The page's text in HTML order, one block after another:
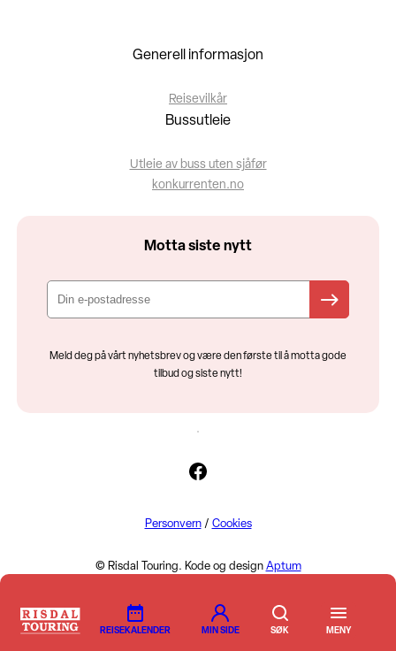
REISEKALENDER MIN SIDE MENY
Generell informasjon
Reisevilkår
Bussutleie
Utleie av buss uten sjåfør
konkurrenten.no
Motta siste nytt
Meld deg på vårt nyhetsbrev og være den første til å motta gode
tilbud og siste nytt!
Facebook
Personvern/ Cookies
© Risdal Touring. Kode og design Aptum